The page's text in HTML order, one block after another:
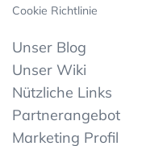
Cookie Richtlinie
Unser Blog
Unser Wiki
Nützliche Links
Partnerangebot
Marketing Profil